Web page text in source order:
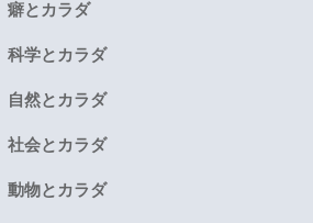
癖とカラダ
科学とカラダ
自然とカラダ
社会とカラダ
動物とカラダ